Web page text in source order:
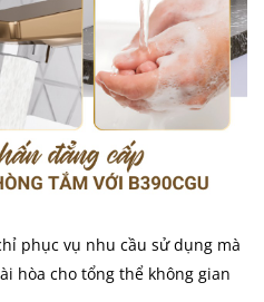
phục vụ nhu cầu sử dụng mà
hòa cho tổng thể không gian